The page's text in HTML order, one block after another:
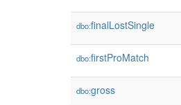
dbo:finalLostSingle
dbo:firstProMatch
dbo:gross